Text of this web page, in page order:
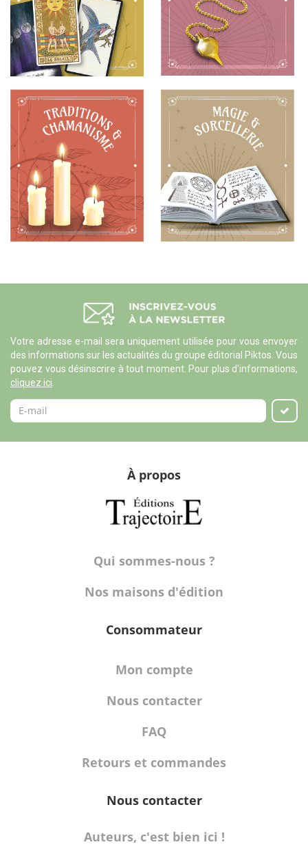
Votre adresse e-mail sera uniquement utilisée pour vous envoyer
des informations sur les actualités du groupe éditorial Piktos. Vous
pouvez vous désinscrire à tout moment. Pour plus d'informations,
cliquez ici
À propos
Qui sommes-nous ?
Nos maisons d'édition
Consommateur
Mon compte
Nous contacter
FAQ
Retours et commandes
Nous contacter
Auteurs, c'est bien ici !